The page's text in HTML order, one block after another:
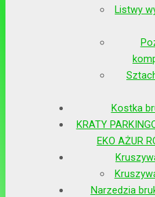
Listwy
Kostka
KRATY
EKO AŻUR
Narzedzia